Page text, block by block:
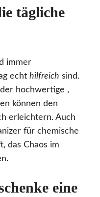
tägliche
immer
echt hilfreich sind.
hochwertige ,
können den
erleichtern. Auch
für chemische
das Chaos im
eine